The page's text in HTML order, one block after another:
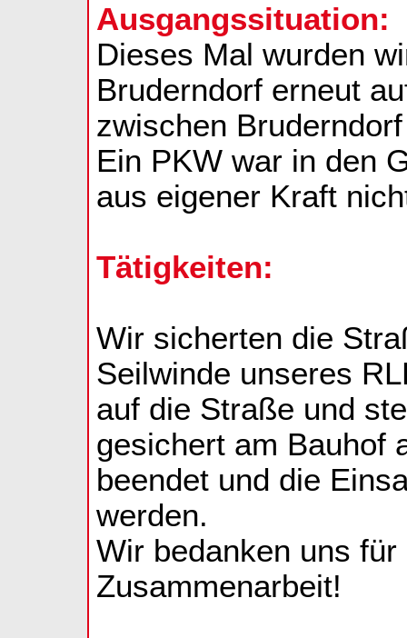
Ausgangssituation:
Dieses Mal wurden
Bruderndorf erneut
zwischen
Ein PKW war in den
aus eigener Kraft
Tätigkeiten:
Wir sicherten die
Seilwinde unseres
auf die Straße und
gesichert am Bauhof
beendet und die
werden.
Wir bedanken uns
Zusammenarbeit!